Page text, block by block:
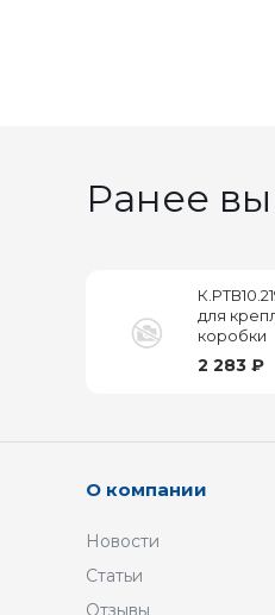
Ранее
для
коробки
2 283 ₽
О компании
Новости
Статьи
Отзывы